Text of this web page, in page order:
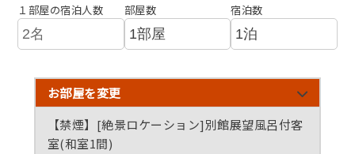
●営業時間：15時～22時、6時～10時
●フリードリンク：16時～18時半まで（11/6～3/31は15
時～18時まで）
※荒天の場合は閉鎖となりますのでご了承ください。
■特典■
１部屋の宿泊人数 部屋数 宿泊数
お部屋を変更
【禁煙】[絶景ロケーション]別館展望風呂付客
室(和室1間)